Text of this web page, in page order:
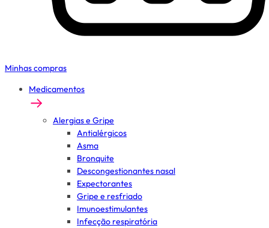
Minhas compras
Medicamentos
Alergias e Gripe
Antialérgicos
Asma
Bronquite
Descongestionantes nasal
Expectorantes
Gripe e resfriado
Imunoestimulantes
Infecção respiratória